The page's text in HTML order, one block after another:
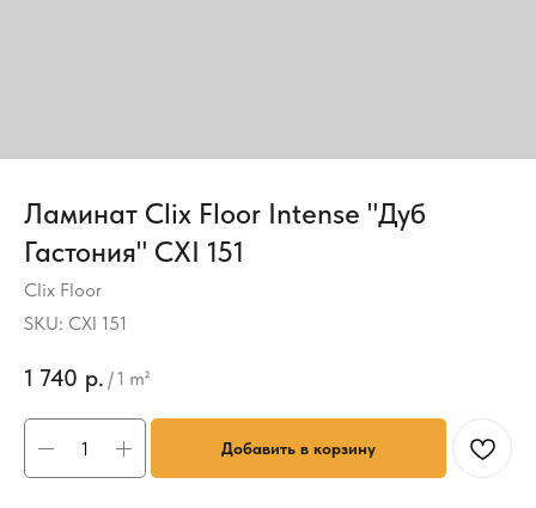
Ламинат Clix Floor Intense "Дуб
Гастония" CXI 151
Clix Floor
SKU: CXI 151
1 740 р. /1 m²
Добавить в корзину